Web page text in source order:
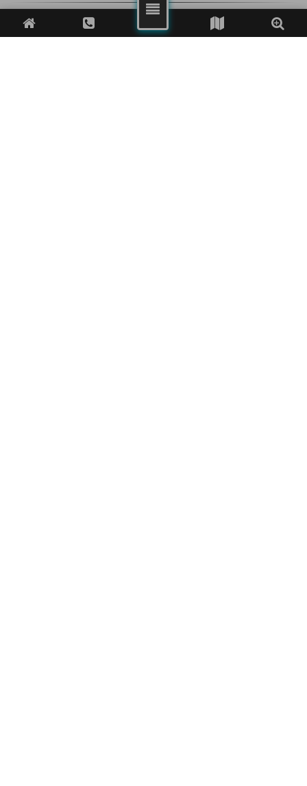
FACEBOOK TWITTER TELEFON